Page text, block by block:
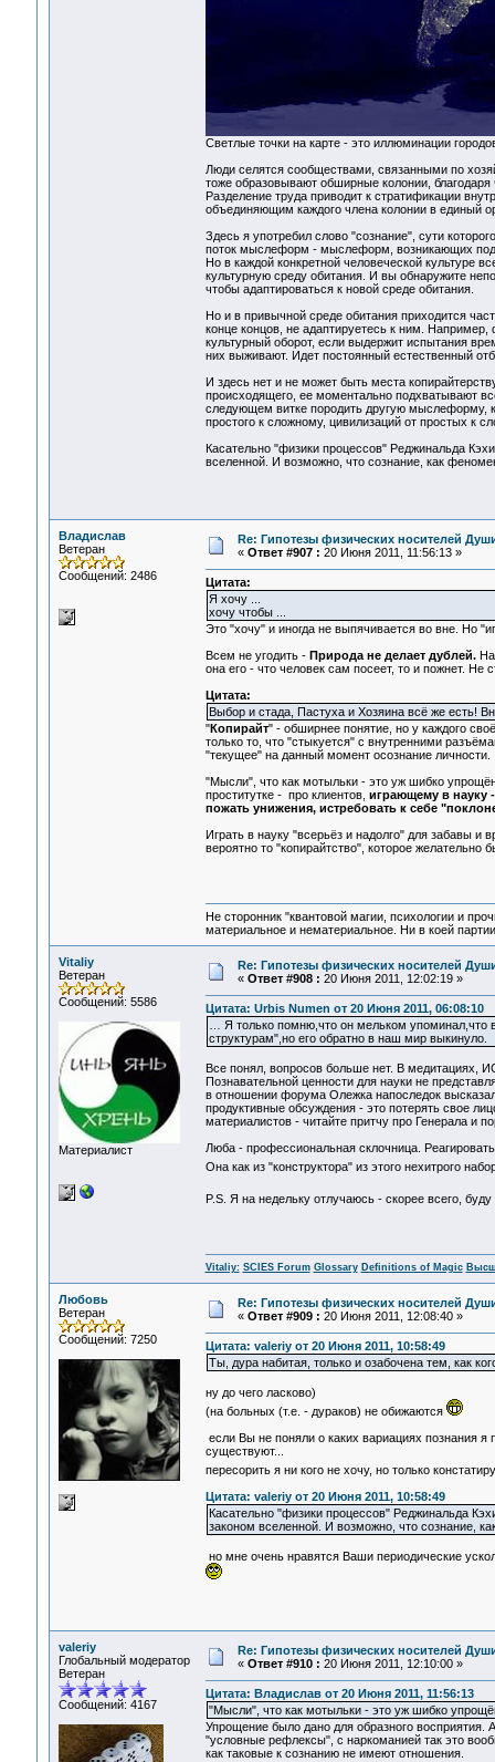
Светлые точки на карте - это иллюминации
Люди селятся сообществами, связанными по
тоже образовывают обширные колонии,
Разделение труда приводит к стратификации
объединяющим каждого члена колонии в единый
Здесь я употребил слово "сознание", сути
поток мыслеформ - мыслеформ, возникающих
Но в каждой конкретной человеческой культуре
культурную среду обитания. И вы обнаружите
чтобы адаптироваться к новой среде обитания.
Но и в привычной среде обитания приходится
конце концов, не адаптируетесь к ним.
культурный оборот, если выдержит испытания
них выживают. Идет постоянный естественный
И здесь нет и не может быть места
происходящего, ее моментально подхватывают
следующем витке породить другую мыслеформу,
простого к сложному, цивилизаций от простых к
Касательно "физики процессов" Реджинальда
вселенной. И возможно, что сознание, как
Владислав
Ветеран
Сообщений: 2486
Re: Гипотезы физических носителей
« Ответ #907 : 20 Июня 2011, 11:56:13 »
Цитата:
Я хочу ...
хочу чтобы ...
Это "хочу" и иногда не выпячивается во вне. Но
Всем не угодить -Природа не делает дублей.На
она его - что человек сам посеет, то и пожнет. Не
Цитата:
Выбор и стада, Пастуха и Хозяина всё же есть!
"Копирайт" - обширнее понятие, но у каждого
только то, что "стыкуется" с внутренними
"текущее" на данный момент осознание личности.
"Мысли", что как мотыльки - это уж шибко
проститутке - про клиентов, играющему в науку
пожать унижения, истребовать к себе
Играть в науку "всерьёз и надолго" для забавы
вероятно то "копирайтство", которое желательно
Не сторонник "квантовой магии, психологии и
материальное и нематериальное. Ни в коей
Vitaliy
Ветеран
Сообщений: 5586
Материалист
Re: Гипотезы физических носителей
« Ответ #908 : 20 Июня 2011, 12:02:19 »
Цитата: Urbis Numen от 20 Июня 2011, 06:08:10
… Я только помню,что он мельком упоминал,что
структурам",но его обратно в наш мир выкинуло.
Все понял, вопросов больше нет. В медитациях,
Познавательной ценности для науки не
в отношении форума Олежка напоследок
продуктивные обсуждения - это потерять свое
материалистов - читайте притчу про Генерала и
Люба - профессиональная склочница.
Она как из "конструктора" из этого нехитрого
P.S. Я на недельку отлучаюсь - скорее всего,
Vitaliy: SCIES Forum Glossary Definitions of Magic
Любовь
Ветеран
Сообщений: 7250
Re: Гипотезы физических носителей
« Ответ #909 : 20 Июня 2011, 12:08:40 »
Цитата: valeriy от 20 Июня 2011, 10:58:49
Ты, дура набитая, только и озабочена тем, как
ну до чего ласково)
(на больных (т.е. - дураков) не обижаются
если Вы не поняли о каких вариациях познания я
существуют...
пересорить я ни кого не хочу, но только
Цитата: valeriy от 20 Июня 2011, 10:58:49
Касательно "физики процессов" Реджинальда
законом вселенной. И возможно, что сознание,
но мне очень нравятся Ваши периодические
valeriy
Глобальный модератор
Ветеран
Сообщений: 4167
Re: Гипотезы физических носителей
« Ответ #910 : 20 Июня 2011, 12:10:00 »
Цитата: Владислав от 20 Июня 2011, 11:56:13
"Мысли", что как мотыльки - это уж шибко
Упрощение было дано для образного восприятия.
"условные рефлексы", с наркоманией так это
как таковые к сознанию не имеют отношения.